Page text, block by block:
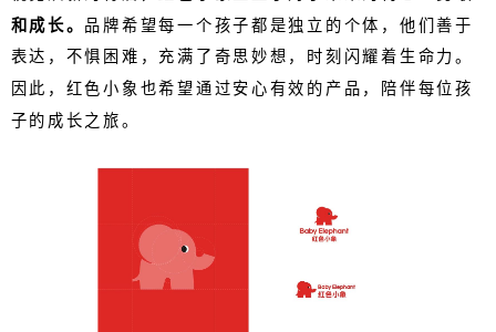
和成长。 品牌希望每一个孩子都是独立的个体，他们善于
表达，不惧困难，充满了奇思妙想，时刻闪耀着生命力。
因此，红色小象也希望通过安心有效的产品，陪伴每位孩
子的成长之旅。